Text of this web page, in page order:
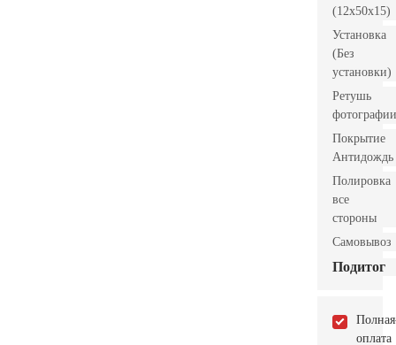
(12x50x15)
Установка
(Без
установки)
Ретушь
фотографии
Покрытие
Антидождь
Полировка
все
стороны
Самовывоз
Подитог
Полная
оплата